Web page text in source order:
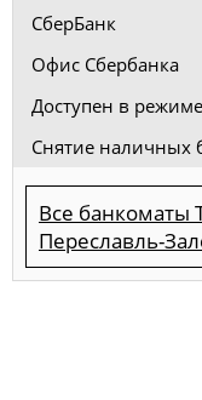
СберБанк
Офис Сбербанка
Доступен в
Снятие наличных
Все банкоматы
Переславль-